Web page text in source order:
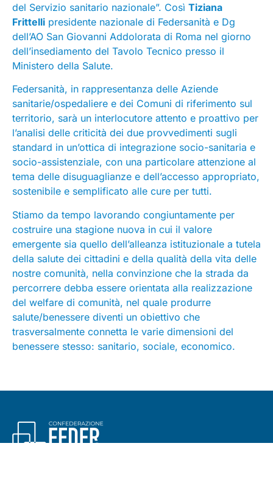
del Servizio sanitario nazionale”. Così Tiziana
Frittelli presidente nazionale di Federsanità e Dg
dell’AO San Giovanni Addolorata di Roma nel giorno
dell’insediamento del Tavolo Tecnico presso il
Ministero della Salute.
Federsanità, in rappresentanza delle Aziende
sanitarie/ospedaliere e dei Comuni di riferimento sul
territorio, sarà un interlocutore attento e proattivo per
l’analisi delle criticità dei due provvedimenti sugli
standard in un’ottica di integrazione socio-sanitaria e
socio-assistenziale, con una particolare attenzione al
tema delle disuguaglianze e dell’accesso appropriato,
sostenibile e semplificato alle cure per tutti.
Stiamo da tempo lavorando congiuntamente per
costruire una stagione nuova in cui il valore
emergente sia quello dell’alleanza istituzionale a tutela
della salute dei cittadini e della qualità della vita delle
nostre comunità, nella convinzione che la strada da
percorrere debba essere orientata alla realizzazione
del welfare di comunità, nel quale produrre
salute/benessere diventi un obiettivo che
trasversalmente connetta le varie dimensioni del
benessere stesso: sanitario, sociale, economico.